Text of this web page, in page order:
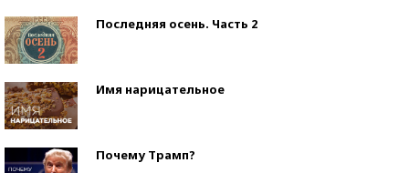
Последняя осень. Часть 2
Имя нарицательное
Почему Трамп?